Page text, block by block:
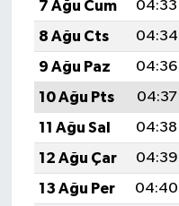
7 Ağu Cum
04:33
8 Ağu Cts
04:34
9 Ağu Paz
04:36
10 Ağu Pts
04:37
11 Ağu Sal
04:38
12 Ağu Çar
04:39
13 Ağu Per
04:40